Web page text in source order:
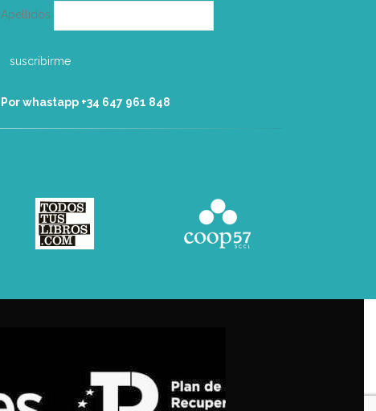
Apellidos
Por whastapp +34 ‭647 961 848‬